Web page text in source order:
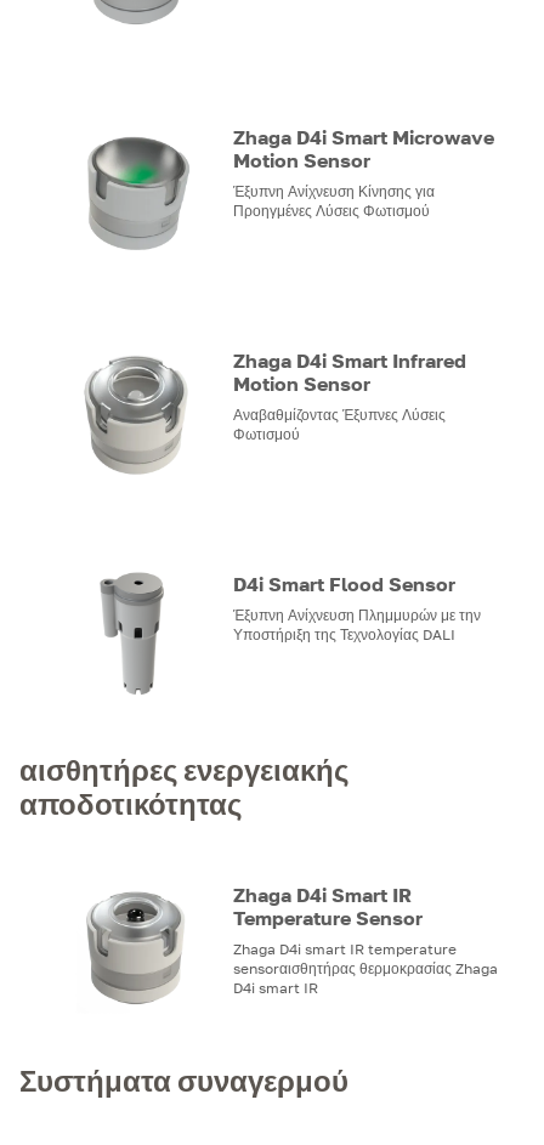
Zhaga D4i Smart Microwave
Motion Sensor
Έξυπνη Ανίχνευση Κίνησης για
Προηγμένες Λύσεις Φωτισμού
Zhaga D4i Smart Infrared
Motion Sensor
Αναβαθμίζοντας Έξυπνες Λύσεις
Φωτισμού
D4i Smart Flood Sensor
Έξυπνη Ανίχνευση Πλημμυρών με την
Υποστήριξη της Τεχνολογίας DALI
αισθητήρες ενεργειακής
αποδοτικότητας
Zhaga D4i Smart IR
Temperature Sensor
Zhaga D4i smart IR temperature
sensorαισθητήρας θερμοκρασίας Zhaga
D4i smart IR
Συστήματα συναγερμού